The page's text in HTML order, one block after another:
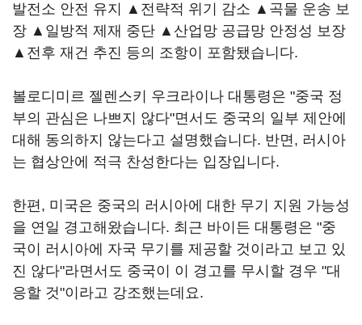
발전소 안전 유지 ▲전략적 위기 감소 ▲곡물 운송 보
장 ▲일방적 제재 중단 ▲산업망 공급망 안정성 보장
▲전후 재건 추진 등의 조항이 포함됐습니다.
볼로디미르 젤렌스키 우크라이나 대통령은 "중국 정
부의 관심은 나쁘지 않다"면서도 중국의 일부 제안에
대해 동의하지 않는다고 설명했습니다. 반면, 러시아
는 협상안에 적극 찬성한다는 입장입니다.
한편, 미국은 중국의 러시아에 대한 무기 지원 가능성
을 연일 경고해왔습니다. 최근 바이든 대통령은 "중
국이 러시아에 자국 무기를 제공할 것이라고 보고 있
진 않다"라면서도 중국이 이 경고를 무시할 경우 "대
응할 것"이라고 강조했는데요.